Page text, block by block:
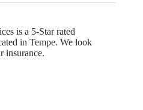
is a 5-Star rated
in Tempe. We look
insurance.